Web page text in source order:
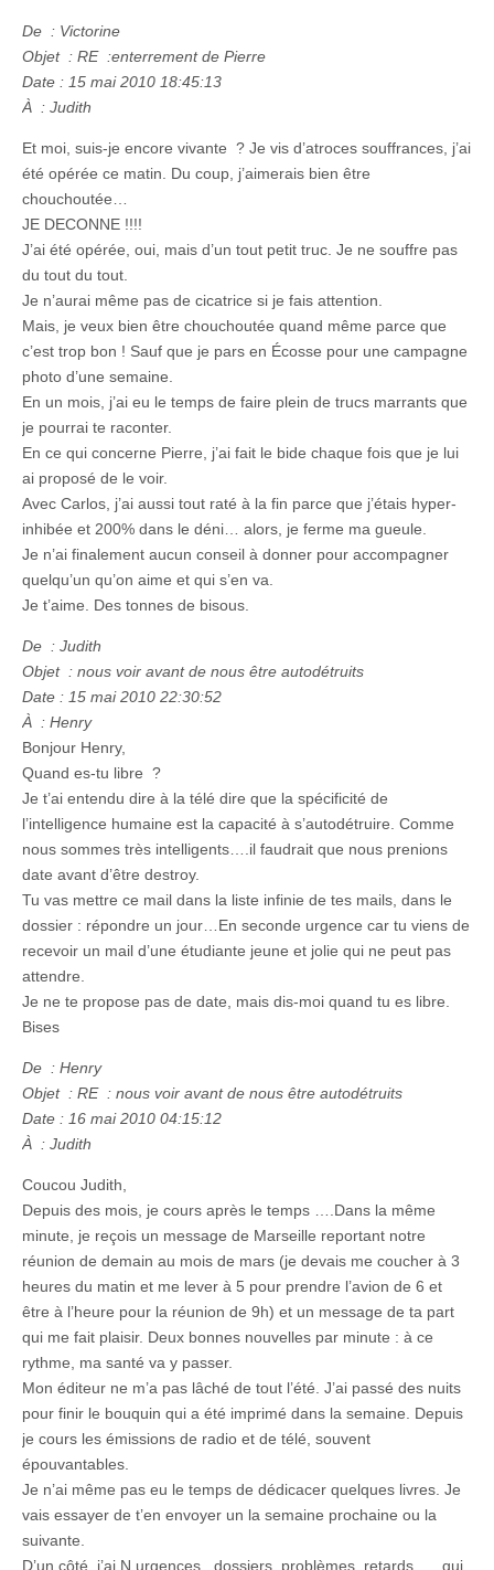
De : Victorine
Objet : RE :enterrement de Pierre
Date : 15 mai 2010 18:45:13
À : Judith
Et moi, suis-je encore vivante ? Je vis d’atroces souffrances, j’ai
été opérée ce matin. Du coup, j’aimerais bien être
chouchoutée…
JE DECONNE !!!!
J’ai été opérée, oui, mais d’un tout petit truc. Je ne souffre pas
du tout du tout.
Je n’aurai même pas de cicatrice si je fais attention.
Mais, je veux bien être chouchoutée quand même parce que
c’est trop bon ! Sauf que je pars en Écosse pour une campagne
photo d’une semaine.
En un mois, j’ai eu le temps de faire plein de trucs marrants que
je pourrai te raconter.
En ce qui concerne Pierre, j’ai fait le bide chaque fois que je lui
ai proposé de le voir.
Avec Carlos, j’ai aussi tout raté à la fin parce que j’étais hyper-
inhibée et 200% dans le déni… alors, je ferme ma gueule.
Je n’ai finalement aucun conseil à donner pour accompagner
quelqu’un qu’on aime et qui s’en va.
Je t’aime. Des tonnes de bisous.
De : Judith
Objet : nous voir avant de nous être autodétruits
Date : 15 mai 2010 22:30:52
À : Henry
Bonjour Henry,
Quand es-tu libre ?
Je t’ai entendu dire à la télé dire que la spécificité de
l’intelligence humaine est la capacité à s’autodétruire. Comme
nous sommes très intelligents….il faudrait que nous prenions
date avant d’être destroy.
Tu vas mettre ce mail dans la liste infinie de tes mails, dans le
dossier : répondre un jour…En seconde urgence car tu viens de
recevoir un mail d’une étudiante jeune et jolie qui ne peut pas
attendre.
Je ne te propose pas de date, mais dis-moi quand tu es libre.
Bises
De : Henry
Objet : RE : nous voir avant de nous être autodétruits
Date : 16 mai 2010 04:15:12
À : Judith
Coucou Judith,
Depuis des mois, je cours après le temps ….Dans la même
minute, je reçois un message de Marseille reportant notre
réunion de demain au mois de mars (je devais me coucher à 3
heures du matin et me lever à 5 pour prendre l’avion de 6 et
être à l’heure pour la réunion de 9h) et un message de ta part
qui me fait plaisir. Deux bonnes nouvelles par minute : à ce
rythme, ma santé va y passer.
Mon éditeur ne m’a pas lâché de tout l’été. J’ai passé des nuits
pour finir le bouquin qui a été imprimé dans la semaine. Depuis
je cours les émissions de radio et de télé, souvent
épouvantables.
Je n’ai même pas eu le temps de dédicacer quelques livres. Je
vais essayer de t’en envoyer un la semaine prochaine ou la
suivante.
D’un côté, j’ai N urgences , dossiers, problèmes, retards, … qui